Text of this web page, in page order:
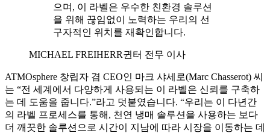
으며, 이 라벨은 우수한 친환경 솔루션
을 위해 끊임없이 노력하는 우리의 선
구자적인 위치를 재확인합니다.
MICHAEL FREIHERR귄터 전무 이사
ATMOsphere 창립자 겸 CEO인 마크 샤세로(Marc Chasserot) 씨
는 “전 세계에서 다양하게 사용되는 이 라벨은 신뢰를 구축하
는 데 도움을 줍니다.”라고 덧붙였습니다. “우리는 이 다년간
의 라벨 프로세스를 통해, 천연 냉매 솔루션을 사용하는 보다
더 깨끗한 솔루션으로 시간이 지남에 따라 시장을 이동하는 데